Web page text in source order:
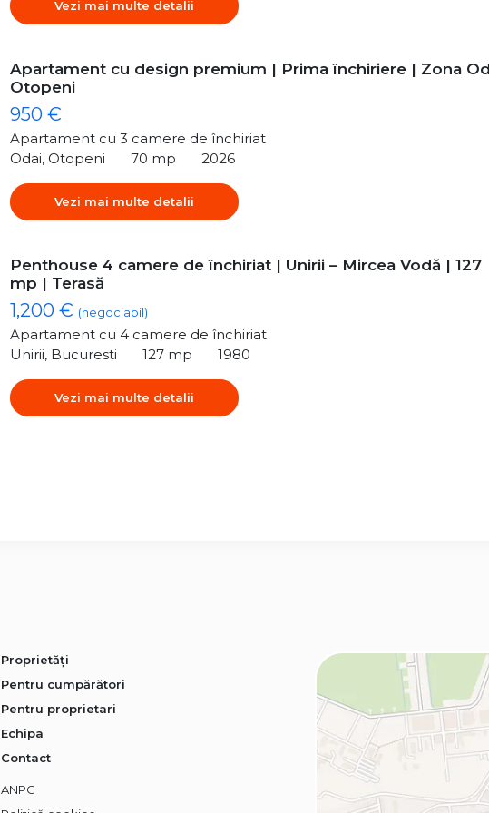
Vezi mai multe detalii
Apartament cu design premium | Prima închiriere | Zona
Otopeni
950 €
Apartament cu 3 camere de închiriat
Odai, Otopeni
70 mp 2026
Vezi mai multe detalii
Penthouse 4 camere de închiriat | Unirii – Mircea Vodă | 127
mp | Terasă
1,200 € (negociabil)
Apartament cu 4 camere de închiriat
Unirii, Bucuresti
127 mp 1980
Vezi mai multe detalii
Proprietăți
Pentru cumpărători
Pentru proprietari
Echipa
Contact
ANPC